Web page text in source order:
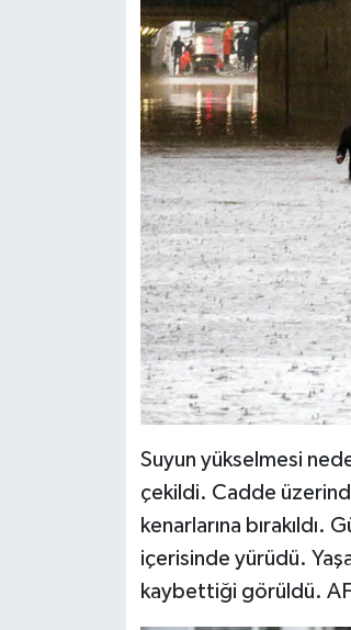
Suyun yükselmesi
çekildi. Cadde
kenarlarına
içerisinde yürüdü.
kaybettiği görüldü.